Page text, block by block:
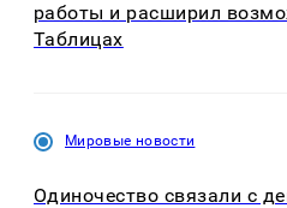
работы и расширил
Таблицах
Мировые новости
Одиночество связали с